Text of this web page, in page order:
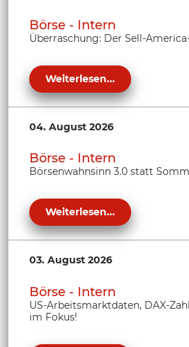
Börse - Intern
Überraschung: Der Sell-
Weiterlesen...
04. August 2026
Börse - Intern
Börsenwahnsinn 3.0 statt
Weiterlesen...
03. August 2026
Börse - Intern
US-Arbeitsmarktdaten, DAX-
im Fokus!